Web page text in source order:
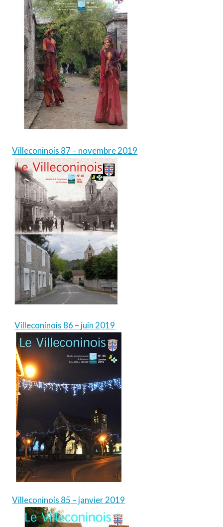
Villeconinois 87 – novembre 2019
Villeconinois 86 – juin 2019
Villeconinois 85 – janvier 2019